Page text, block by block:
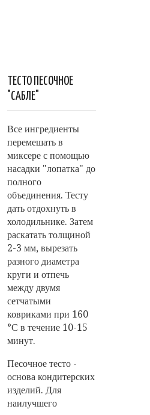
ТЕСТО ПЕСОЧНОЕ
"САБЛЕ"
Все ингредиенты
перемешать в
миксере с помощью
насадки "лопатка" до
полного
объединения. Тесту
дать отдохнуть в
холодильнике. Затем
раскатать толщиной
2-3 мм, вырезать
разного диаметра
круги и отпечь
между двумя
сетчатыми
ковриками при 160
°С в течение 10-15
минут.
Песочное тесто -
основа кондитерских
изделий. Для
наилучшего